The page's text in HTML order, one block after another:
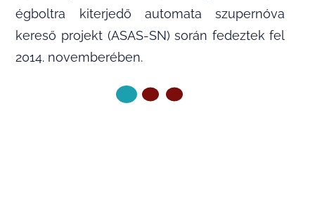
égboltra kiterjedő automata szupernóva
kereső projekt (ASAS-SN) során fedeztek fel
2014. novemberében.